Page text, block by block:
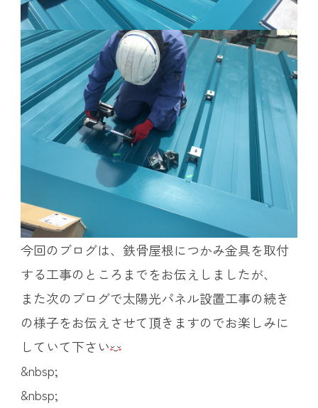
今回のブログは、鉄骨屋根につかみ金具を取付
する工事のところまでをお伝えしましたが、
また次のブログで太陽光パネル設置工事の続き
の様子をお伝えさせて頂きますのでお楽しみに
していて下さい
&nbsp;
&nbsp;